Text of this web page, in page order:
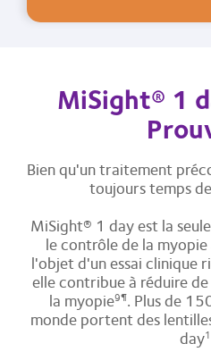
MiSight® 1
Bien qu'un traitement
toujours temps
MiSight® 1 day est la
le contrôle de la
l'objet d'un essai clinique
elle contribue à réduire
la myopie9¶. Plus de
monde portent des
day